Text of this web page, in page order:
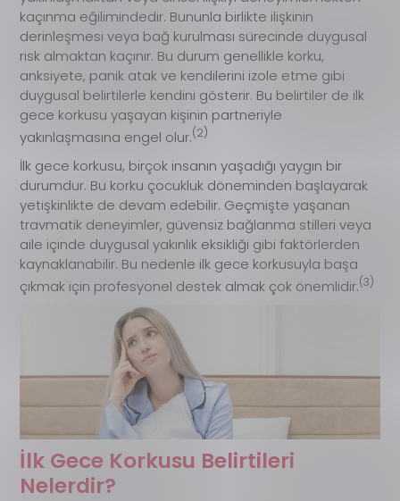
kaçınma eğilimindedir. Bununla birlikte ilişkinin
derinleşmesi veya bağ kurulması sürecinde duygusal
risk almaktan kaçınır. Bu durum genellikle korku,
anksiyete, panik atak ve kendilerini izole etme gibi
duygusal belirtilerle kendini gösterir. Bu belirtiler de ilk
gece korkusu yaşayan kişinin partneriyle
yakınlaşmasına engel olur.(2)
İlk gece korkusu, birçok insanın yaşadığı yaygın bir
durumdur. Bu korku çocukluk döneminden başlayarak
yetişkinlikte de devam edebilir. Geçmişte yaşanan
travmatik deneyimler, güvensiz bağlanma stilleri veya
aile içinde duygusal yakınlık eksikliği gibi faktörlerden
kaynaklanabilir. Bu nedenle ilk gece korkusuyla başa
çıkmak için profesyonel destek almak çok önemlidir.(3)
İlk Gece Korkusu Belirtileri
Nelerdir?